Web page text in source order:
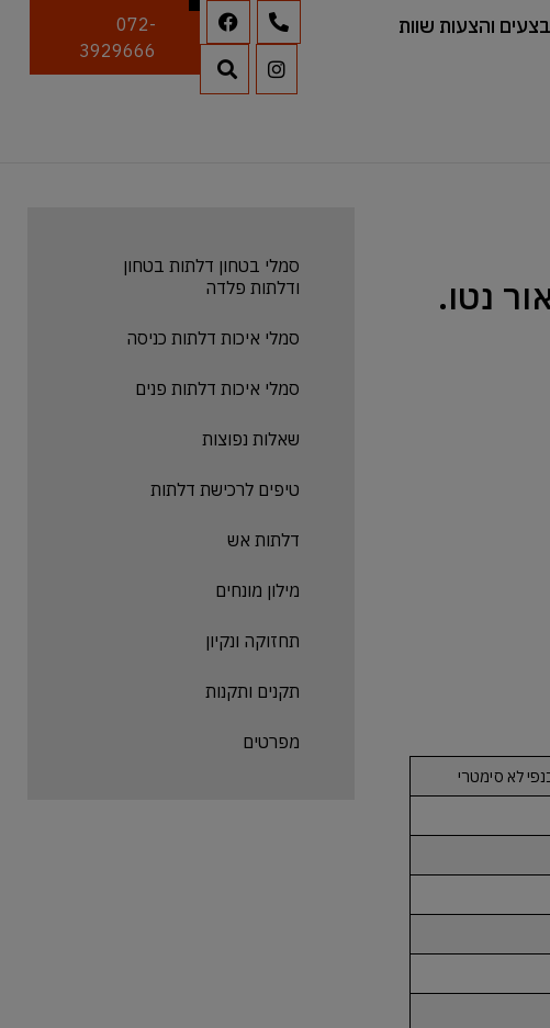
והצעות שוות
072-
3929666
לא סימטרי
סמלי בטחון דלתות בטחון
ודלתות פלדה
סמלי איכות דלתות כניסה
סמלי איכות דלתות פנים
שאלות נפוצות
טיפים לרכישת דלתות
דלתות אש
מילון מונחים
תחזוקה ונקיון
תקנים ותקנות
מפרטים